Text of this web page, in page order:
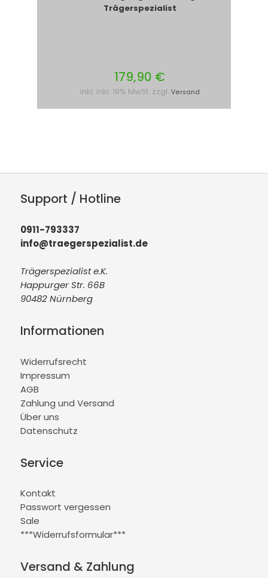
Trägerspezialist
179,90 €
inkl. inkl. 19% MwSt. zzgl. Versand
Support / Hotline
0911-793337
info@traegerspezialist.de
Trägerspezialist e.K.
Happurger Str. 66B
90482 Nürnberg
Informationen
Widerrufsrecht
Impressum
AGB
Zahlung und Versand
Über uns
Datenschutz
Service
Kontakt
Passwort vergessen
Sale
***Widerrufsformular***
Versand & Zahlung